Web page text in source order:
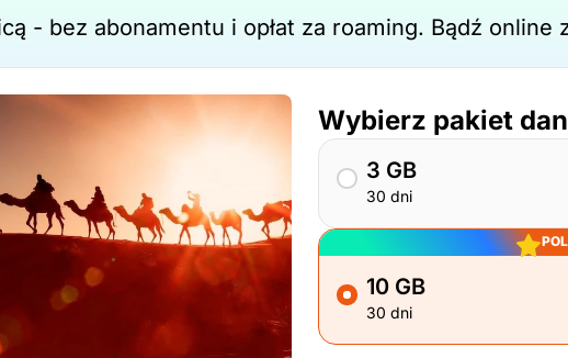
- bez abonamentu i opłat za roaming. Bądź online
Wybierz pakiet
3 GB
30 dni
10 GB
30 dni